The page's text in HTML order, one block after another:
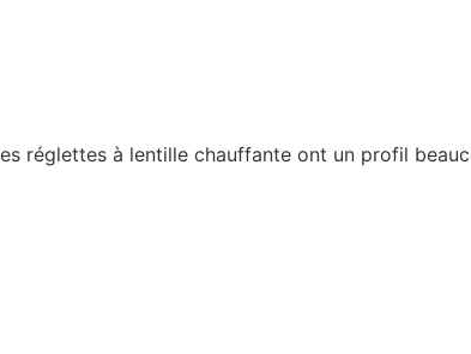
réglettes à lentille chauffante ont un profil